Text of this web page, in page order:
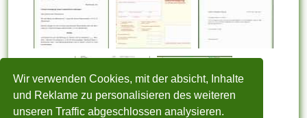
Wir verwenden Cookies, mit der absicht, Inhalte
und Reklame zu personalisieren des weiteren
unseren Traffic abgeschlossen analysieren.